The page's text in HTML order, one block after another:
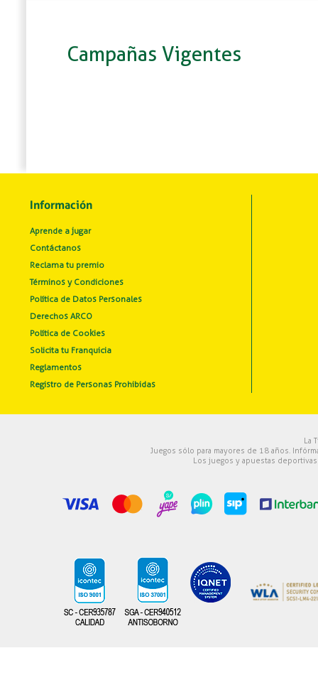
Campañas Vigentes
Información
Aprende a jugar
Contáctanos
Reclama tu premio
Términos y Condiciones
Política de Datos Personales
Derechos ARCO
Política de Cookies
Solicita tu Franquicia
Reglamentos
Registro de Personas Prohibidas
La
Juegos sólo para mayores de 18 años.
Los juegos y apuestas